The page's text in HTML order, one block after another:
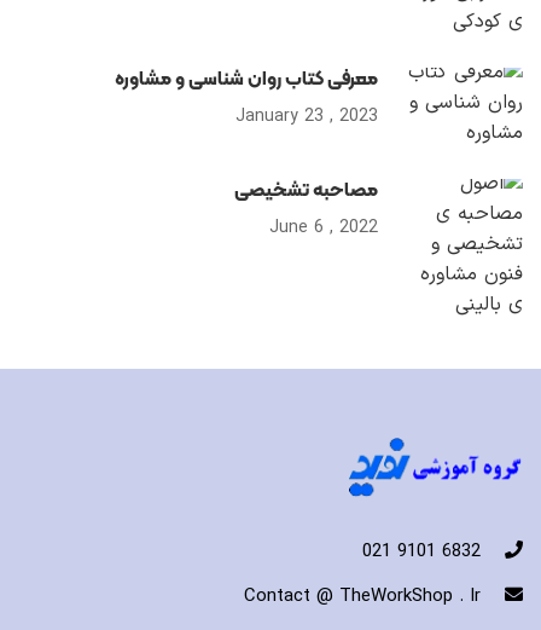
معرفی کتاب روان شناسی و مشاوره
2023 , January 23
مصاحبه تشخیصی
2022 , June 6
6832 9101 021
Contact @ TheWorkShop . Ir